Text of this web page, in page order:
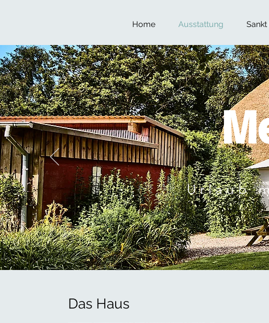
Home Ausstattung
Urlaub
Das Haus